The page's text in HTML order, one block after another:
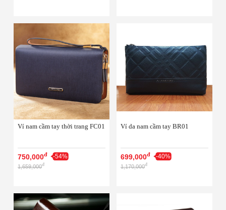
Ví nam cầm tay thời trang FC01
750,000đ -54%
1,659,000đ
Ví da nam cầm tay BR01
699,000đ -40%
1,170,000đ